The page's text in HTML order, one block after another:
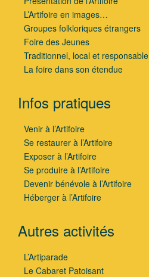
L’Artifoire en images…
Groupes folkloriques étrangers
Foire des Jeunes
Traditionnel, local et responsable
La foire dans son étendue
Infos pratiques
Venir à l’Artifoire
Se restaurer à l’Artifoire
Exposer à l’Artifoire
Se produire à l’Artifoire
Devenir bénévole à l’Artifoire
Héberger à l’Artifoire
Autres activités
L’Artiparade
Le Cabaret Patoisant